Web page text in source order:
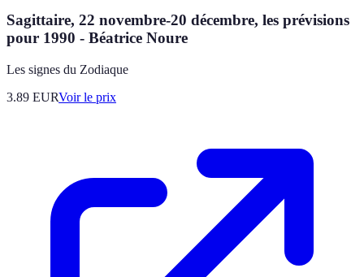
Sagittaire, 22 novembre-20 décembre, les prévisions
pour 1990 - Béatrice Noure
Les signes du Zodiaque
3.89 EURVoir le prix